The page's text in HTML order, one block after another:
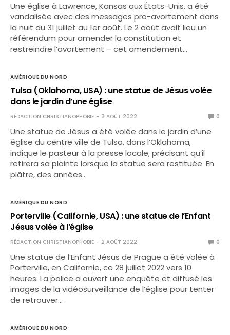
Une église à Lawrence, Kansas aux États-Unis, a été
vandalisée avec des messages pro-avortement dans
la nuit du 31 juillet au 1er août. Le 2 août avait lieu un
référendum pour amender la constitution et
restreindre l’avortement – cet amendement…
AMÉRIQUE DU NORD
Tulsa (Oklahoma, USA) : une statue de Jésus volée
dans le jardin d’une église
RÉDACTION CHRISTIANOPHOBIE 3 AOÛT 2022 0
Une statue de Jésus a été volée dans le jardin d’une
église du centre ville de Tulsa, dans l’Oklahoma,
indique le pasteur à la presse locale, précisant qu’il
retirera sa plainte lorsque la statue sera restituée. En
plâtre, des années…
AMÉRIQUE DU NORD
Porterville (Californie, USA) : une statue de l’Enfant
Jésus volée à l’église
RÉDACTION CHRISTIANOPHOBIE 2 AOÛT 2022 0
Une statue de l’Enfant Jésus de Prague a été volée à
Porterville, en Californie, ce 28 juillet 2022 vers 10
heures. La police a ouvert une enquête et diffusé les
images de la vidéosurveillance de l’église pour tenter
de retrouver…
AMÉRIQUE DU NORD